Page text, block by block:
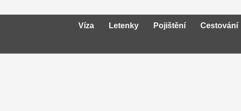
Víza Letenky Pojištění Cestování